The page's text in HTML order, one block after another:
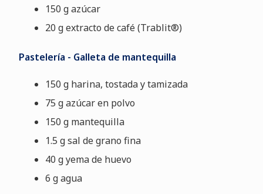
150 g azúcar
20 g extracto de café (Trablit®)
Pastelería - Galleta de mantequilla
150 g harina, tostada y tamizada
75 g azúcar en polvo
150 g mantequilla
1.5 g sal de grano fina
40 g yema de huevo
6 g agua